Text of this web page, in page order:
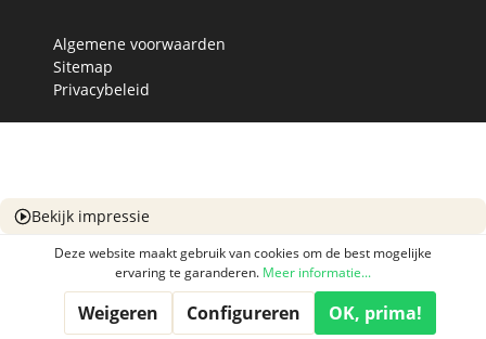
Algemene voorwaarden
Sitemap
Privacybeleid
Bekijk impressie
Deze website maakt gebruik van cookies om de best mogelijke
ervaring te garanderen. Meer informatie...
Weigeren Configureren OK, prima!